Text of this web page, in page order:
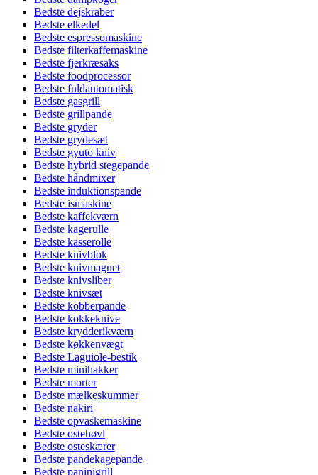
Bedste dejskraber
Bedste elkedel
Bedste espressomaskine
Bedste filterkaffemaskine
Bedste fjerkræsaks
Bedste foodprocessor
Bedste fuldautomatisk
Bedste gasgrill
Bedste grillpande
Bedste gryder
Bedste grydesæt
Bedste gyuto kniv
Bedste hybrid stegepande
Bedste håndmixer
Bedste induktionspande
Bedste ismaskine
Bedste kaffekværn
Bedste kagerulle
Bedste kasserolle
Bedste knivblok
Bedste knivmagnet
Bedste knivsliber
Bedste knivsæt
Bedste kobberpande
Bedste kokkeknive
Bedste krydderikværn
Bedste køkkenvægt
Bedste Laguiole-bestik
Bedste minihakker
Bedste morter
Bedste mælkeskummer
Bedste nakiri
Bedste opvaskemaskine
Bedste ostehøvl
Bedste osteskærer
Bedste pandekagepande
Bedste paninigrill